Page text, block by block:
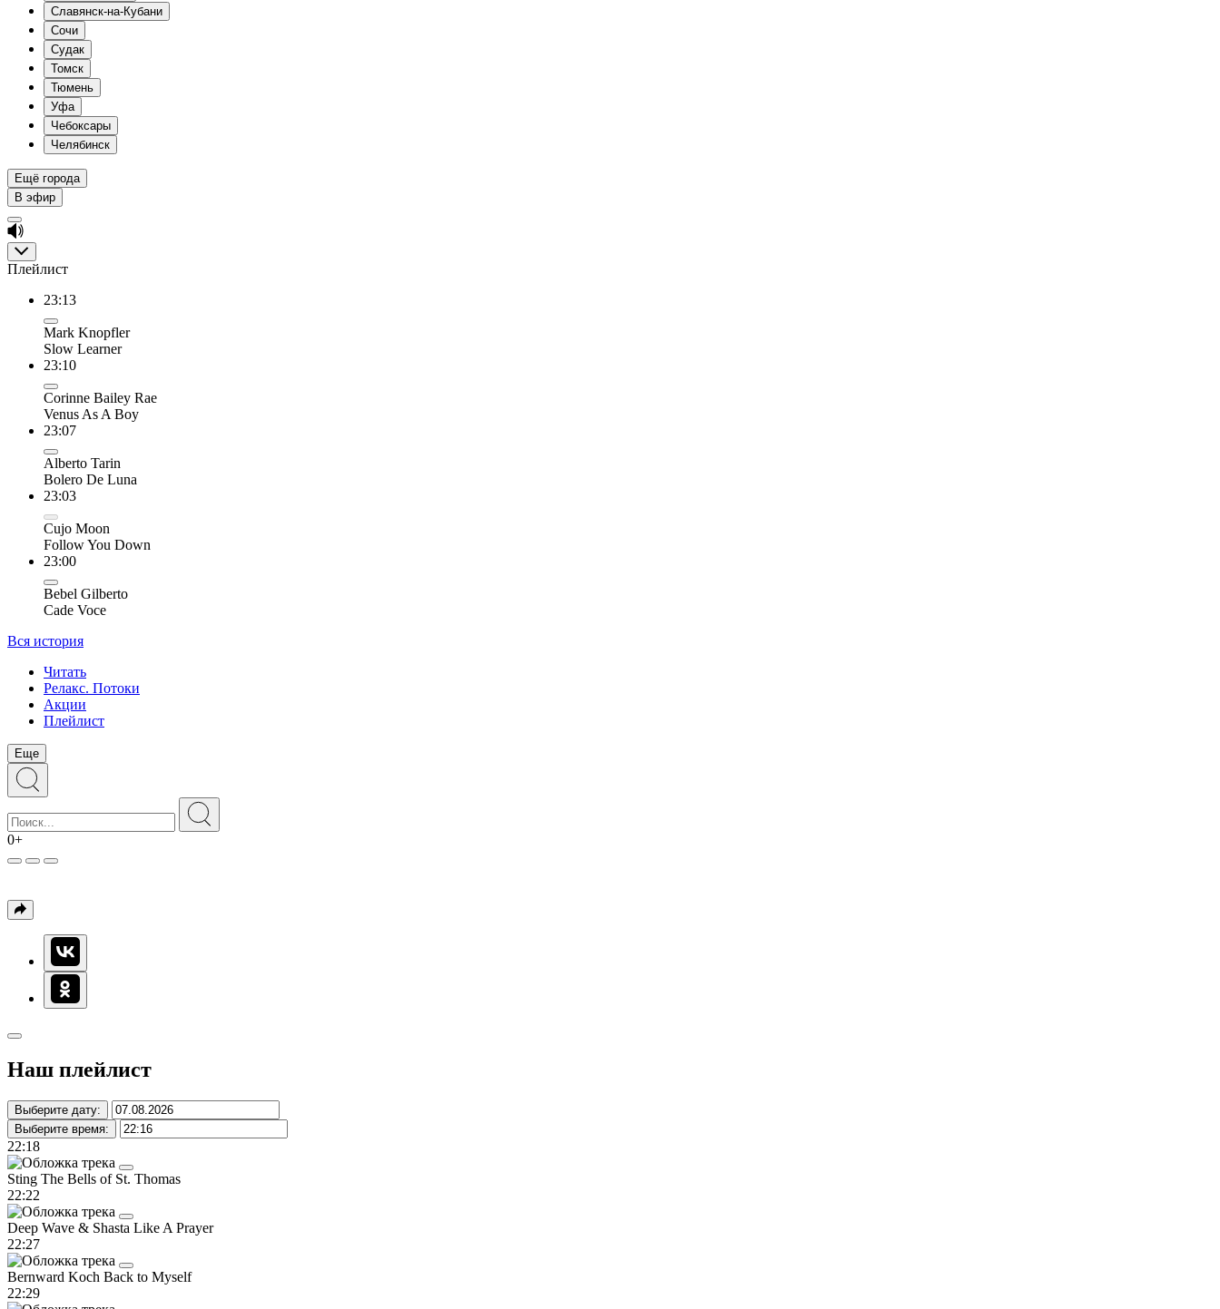
Славянск-на-Кубани
Сочи
Судак
Томск
Тюмень
Уфа
Чебоксары
Челябинск
Ещё города
В эфир
Плейлист
23:13
Mark Knopfler
Slow Learner
23:10
Corinne Bailey Rae
Venus As A Boy
23:07
Alberto Tarin
Bolero De Luna
23:03
Cujo Moon
Follow You Down
23:00
Bebel Gilberto
Cade Voce
Вся история
Читать
Релакс. Потоки
Акции
Плейлист
Еще
0+
Наш плейлист
Выберите дату:
Выберите время:
22:18
Sting The Bells of St. Thomas
22:22
Deep Wave & Shasta Like A Prayer
22:27
Bernward Koch Back to Myself
22:29